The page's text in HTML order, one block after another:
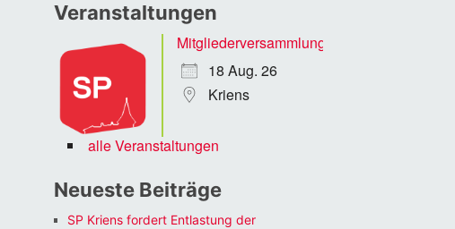
Veranstaltungen
Mitgliederversammlung
18 Aug. 26
Kriens
alle Veranstaltungen
Neueste Beiträge
SP Kriens fordert Entlastung der